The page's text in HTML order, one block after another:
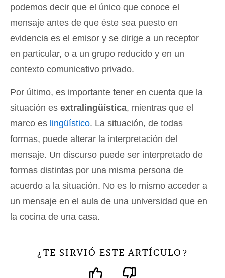
podemos decir que el único que conoce el
mensaje antes de que éste sea puesto en
evidencia es el emisor y se dirige a un receptor
en particular, o a un grupo reducido y en un
contexto comunicativo privado.
Por último, es importante tener en cuenta que la
situación es extralingüística, mientras que el
marco es lingüístico. La situación, de todas
formas, puede alterar la interpretación del
mensaje. Un discurso puede ser interpretado de
formas distintas por una misma persona de
acuerdo a la situación. No es lo mismo acceder a
un mensaje en el aula de una universidad que en
la cocina de una casa.
¿ TE SIRVIÓ ESTE ARTÍCULO ?